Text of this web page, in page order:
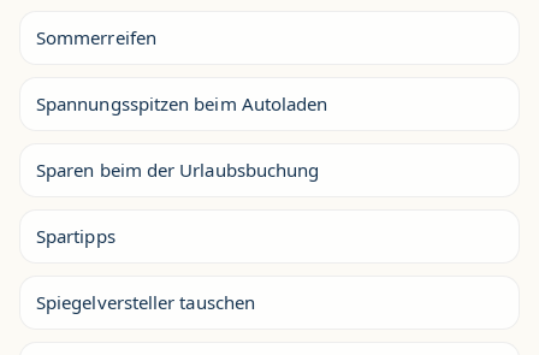
Sommerreifen
Spannungsspitzen beim Autoladen
Sparen beim der Urlaubsbuchung
Spartipps
Spiegelversteller tauschen